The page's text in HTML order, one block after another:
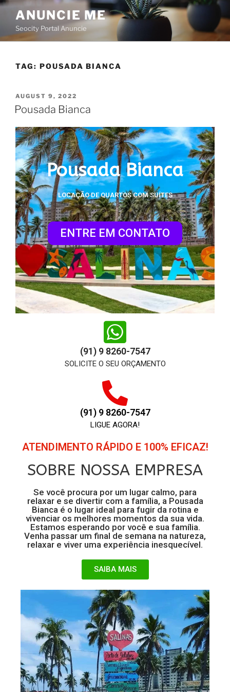
ANUNCIE ME
Seocity Portal Anuncie
TAG: POUSADA BIANCA
AUGUST 9, 2022
Pousada Bianca
Pousada Bianca
ENTRE EM CONTATO
LOCAÇÃO DE QUARTOS COM SUÍTES
(91) 9 8260-7547
SOLICITE O SEU ORÇAMENTO
(91) 9 8260-7547
LIGUE AGORA!
ATENDIMENTO RÁPIDO E 100% EFICAZ!
SOBRE NOSSA EMPRESA
Se você procura por um lugar calmo, para
relaxar e se divertir com a família, a Pousada
Bianca é o lugar ideal para fugir da rotina e
vivenciar os melhores momentos da sua vida.
Estamos esperando por você e sua família.
Venha passar um final de semana na natureza,
relaxar e viver uma experiência inesquecível.
SAIBA MAIS